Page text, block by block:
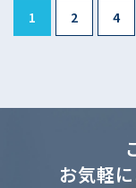
1 2 4
お気軽